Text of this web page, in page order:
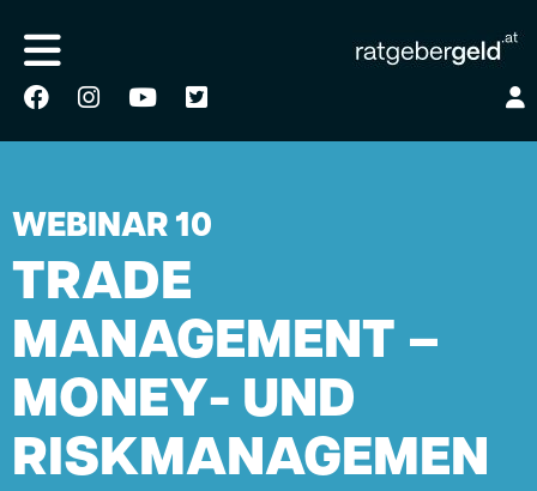
WEBINAR 10
TRADE
MANAGEMENT –
MONEY- UND
RISKMANAGEMEN